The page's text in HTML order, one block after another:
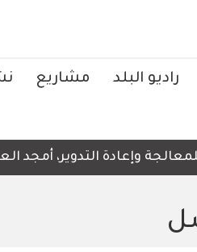
راديو البلد مشاريع
التدوير، أمجد